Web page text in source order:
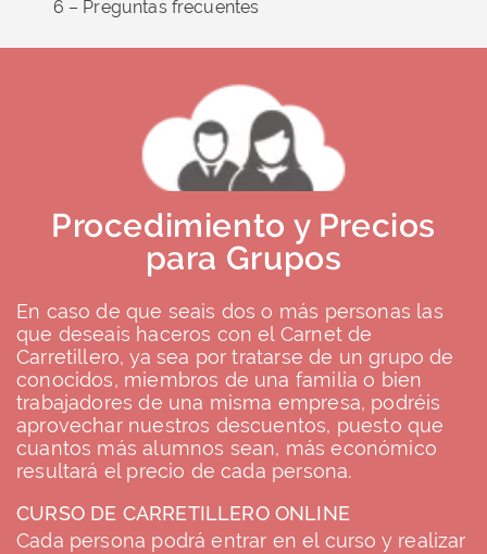
6 – Preguntas frecuentes
Procedimiento y Precios
para Grupos
En caso de que seais dos o más personas las
que deseais haceros con el Carnet de
Carretillero, ya sea por tratarse de un grupo de
conocidos, miembros de una familia o bien
trabajadores de una misma empresa, podréis
aprovechar nuestros descuentos, puesto que
cuantos más alumnos sean, más económico
resultará el precio de cada persona.
CURSO DE CARRETILLERO ONLINE
Cada persona podrá entrar en el curso y realizar